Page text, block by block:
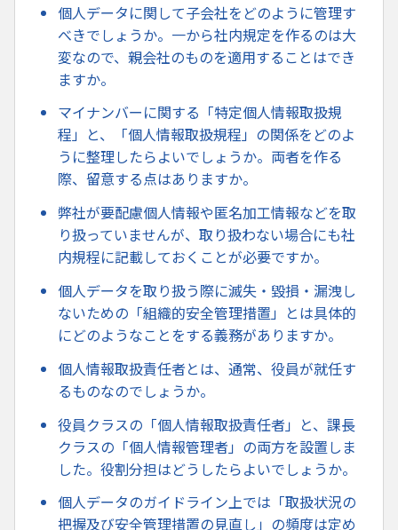
個人データに関して子会社をどのように管理す
べきでしょうか。一から社内規定を作るのは大
変なので、親会社のものを適用することはでき
ますか。
マイナンバーに関する「特定個人情報取扱規
程」と、「個人情報取扱規程」の関係をどのよ
うに整理したらよいでしょうか。両者を作る
際、留意する点はありますか。
弊社が要配慮個人情報や匿名加工情報などを取
り扱っていませんが、取り扱わない場合にも社
内規程に記載しておくことが必要ですか。
個人データを取り扱う際に滅失・毀損・漏洩し
ないための「組織的安全管理措置」とは具体的
にどのようなことをする義務がありますか。
個人情報取扱責任者とは、通常、役員が就任す
るものなのでしょうか。
役員クラスの「個人情報取扱責任者」と、課長
クラスの「個人情報管理者」の両方を設置しま
した。役割分担はどうしたらよいでしょうか。
個人データのガイドライン上では「取扱状況の
把握及び安全管理措置の見直し」の頻度は定め